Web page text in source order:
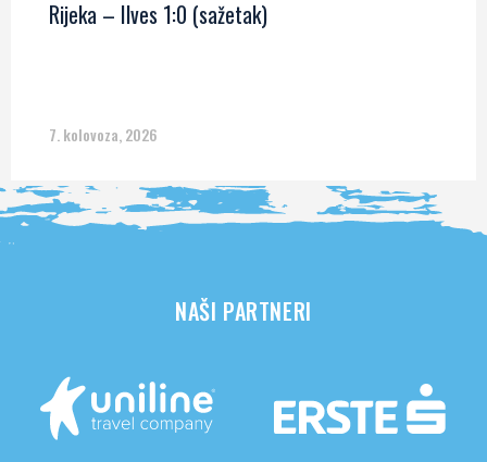
Rijeka – Ilves 1:0 (sažetak)
7. kolovoza, 2026
NAŠI PARTNERI